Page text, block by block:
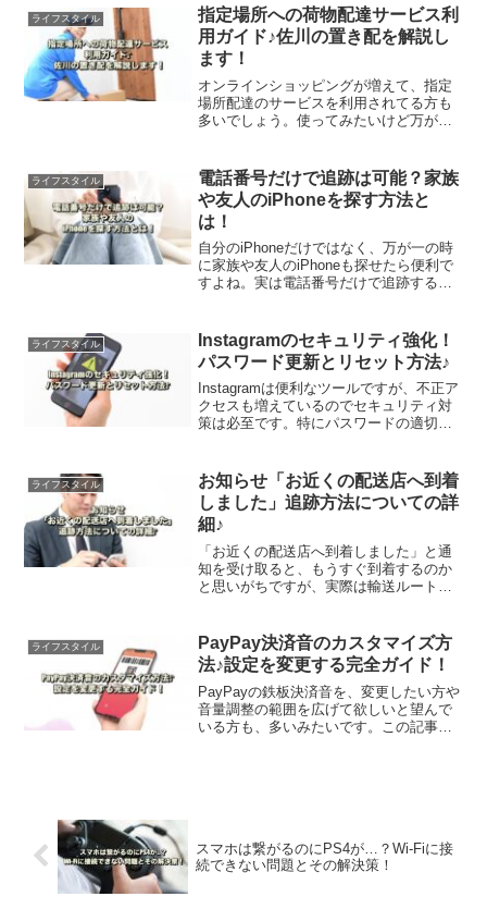
特徴などをご紹介します。是非、参考に
してみてください。
ライフスタイル
指定場所への荷物配達サービス利
用ガイド♪佐川の置き配を解説し
ます！
オンラインショッピングが増えて、指定
場所配達のサービスを利用されてる方も
多いでしょう。使ってみたいけど万が一
置き配サービスを解説したいと思いま
す。
ライフスタイル
電話番号だけで追跡は可能？家族
や友人のiPhoneを探す方法と
は！
自分のiPhoneだけではなく、万が一の時
に家族や友人のiPhoneも探せたら便利で
すよね。実は電話番号だけで追跡するの
iPhoneを探す方法を、徹底解説します。
ライフスタイル
Instagramのセキュリティ強化！
パスワード更新とリセット方法♪
Instagramは便利なツールですが、不正ア
クセスも増えているのでセキュリティ対
策は必至です。特にパスワードの適切な
するための、パスワード更新とリセット
方法を解説します。
ライフスタイル
お知らせ「お近くの配送店へ到着
しました」追跡方法についての詳
細♪
「お近くの配送店へ到着しました」と通
知を受け取ると、もうすぐ到着するのか
と思いがちですが、実際は輸送ルート上
遅れの原因、トラブル発生時の対応方法
などを解説します。
ライフスタイル
PayPay決済音のカスタマイズ方
法♪設定を変更する完全ガイド！
PayPayの鉄板決済音を、変更したい方や
音量調整の範囲を広げて欲しいと望んで
いる方も、多いみたいです。この記事で
スマホは繋がるのにPS4が…？Wi-Fiに接
続できない問題とその解決策！